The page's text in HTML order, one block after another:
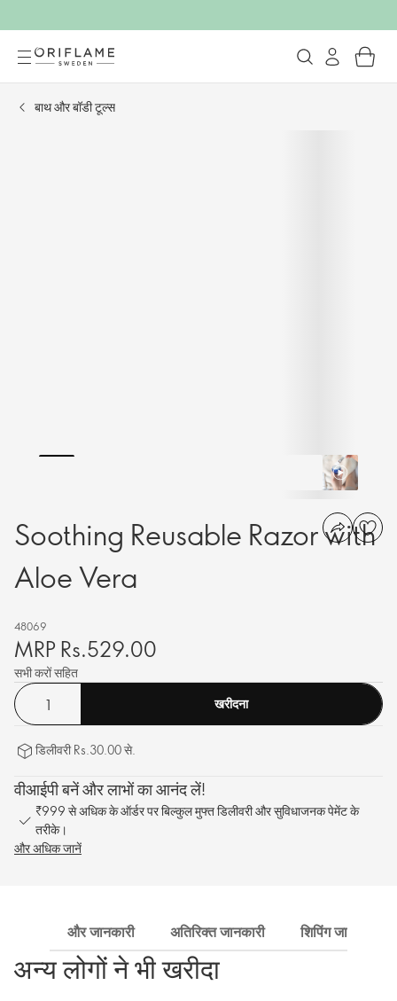
बाथ और बॉडी टूल्स
Soothing Reusable Razor with
Aloe Vera
48069
MRP Rs.529.00
सभी करों सहित
खरीदना
डिलीवरी Rs.30.00 से.
वीआईपी बनें और लाभों का आनंद लें!
₹999 से अधिक के ऑर्डर पर बिल्कुल मुफ्त डिलीवरी और सुविधाजनक पेमेंट के
तरीके।
और अधिक जानें
और जानकारी अतिरिक्त जानकारी शिपिंग जानकारी
अन्य लोगों ने भी खरीदा